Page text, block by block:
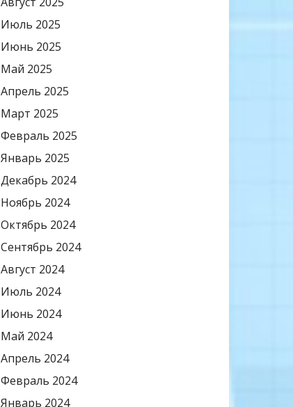
Июль 2025
Июнь 2025
Май 2025
Апрель 2025
Март 2025
Февраль 2025
Январь 2025
Декабрь 2024
Ноябрь 2024
Октябрь 2024
Сентябрь 2024
Август 2024
Июль 2024
Июнь 2024
Май 2024
Апрель 2024
Февраль 2024
Январь 2024